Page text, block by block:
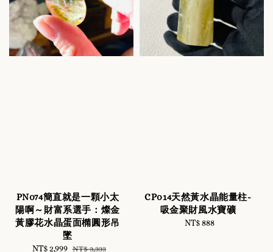
PN074簡直就是一顆小太
陽啊～財富系選手：燦金
黃膠花水晶蛋面橢圓形吊
墜
Sale
NT$ 2,999 Regular
NT$ 3,333
CP014天然黃水晶能量柱-
吸金聚財風水寶礦
Regular
NT$ 888